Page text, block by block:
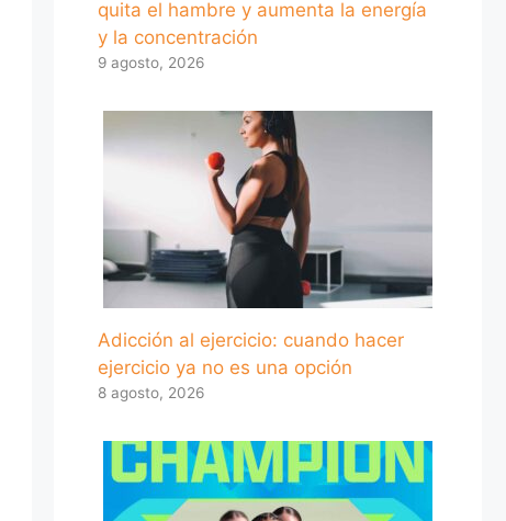
quita el hambre y aumenta la energía
y la concentración
9 agosto, 2026
Adicción al ejercicio: cuando hacer
ejercicio ya no es una opción
8 agosto, 2026